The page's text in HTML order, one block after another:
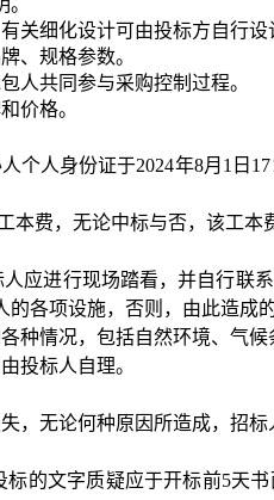
关细化设计可由投标方自行设
、规格参数。
人共同参与采购控制过程。
价格。
个人身份证于2024年8月1日
费，无论中标与否，该工本
应进行现场踏看，并自行联
各项设施，否则，由此造成
情况，包括自然环境、气
投标人自理。
，无论何种原因所造成，招标
的文字质疑应于开标前5天